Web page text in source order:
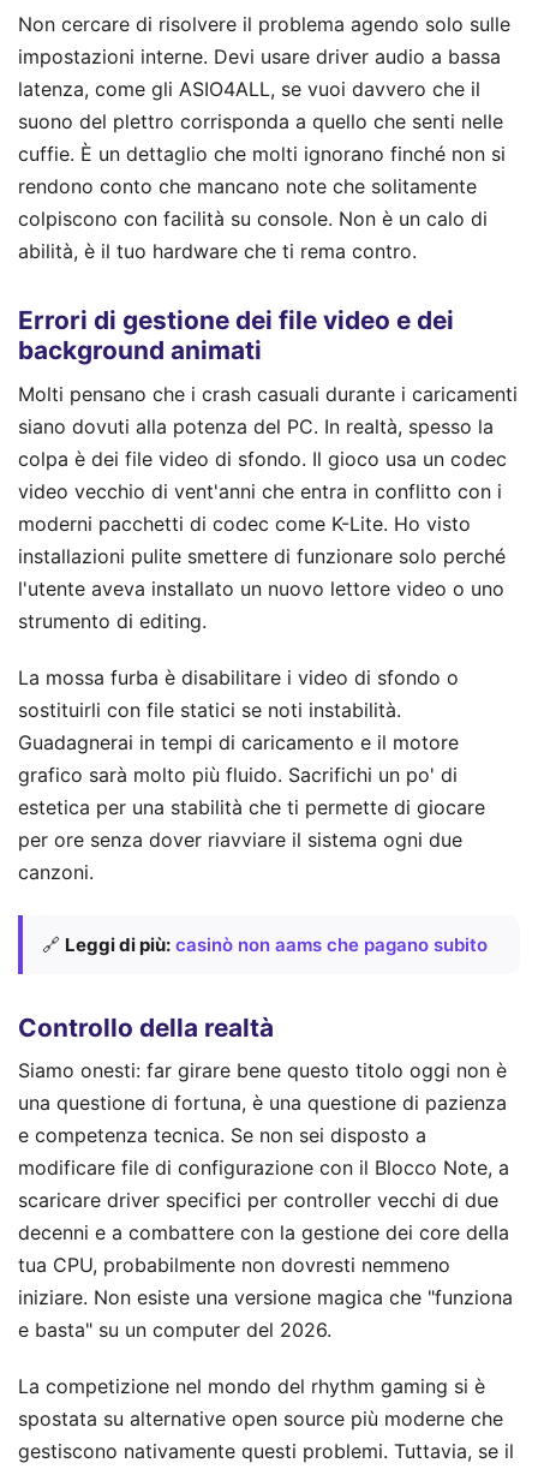
Non cercare di risolvere il problema agendo solo sulle
impostazioni interne. Devi usare driver audio a bassa
latenza, come gli ASIO4ALL, se vuoi davvero che il
suono del plettro corrisponda a quello che senti nelle
cuffie. È un dettaglio che molti ignorano finché non si
rendono conto che mancano note che solitamente
colpiscono con facilità su console. Non è un calo di
abilità, è il tuo hardware che ti rema contro.
Errori di gestione dei file video e dei
background animati
Molti pensano che i crash casuali durante i caricamenti
siano dovuti alla potenza del PC. In realtà, spesso la
colpa è dei file video di sfondo. Il gioco usa un codec
video vecchio di vent'anni che entra in conflitto con i
moderni pacchetti di codec come K-Lite. Ho visto
installazioni pulite smettere di funzionare solo perché
l'utente aveva installato un nuovo lettore video o uno
strumento di editing.
La mossa furba è disabilitare i video di sfondo o
sostituirli con file statici se noti instabilità.
Guadagnerai in tempi di caricamento e il motore
grafico sarà molto più fluido. Sacrifichi un po' di
estetica per una stabilità che ti permette di giocare
per ore senza dover riavviare il sistema ogni due
canzoni.
🔗 Leggi di più: casinò non aams che pagano subito
Controllo della realtà
Siamo onesti: far girare bene questo titolo oggi non è
una questione di fortuna, è una questione di pazienza
e competenza tecnica. Se non sei disposto a
modificare file di configurazione con il Blocco Note, a
scaricare driver specifici per controller vecchi di due
decenni e a combattere con la gestione dei core della
tua CPU, probabilmente non dovresti nemmeno
iniziare. Non esiste una versione magica che "funziona
e basta" su un computer del 2026.
La competizione nel mondo del rhythm gaming si è
spostata su alternative open source più moderne che
gestiscono nativamente questi problemi. Tuttavia, se il